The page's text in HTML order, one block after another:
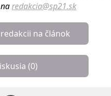
redakcia@sp21.sk
na článok
(0)